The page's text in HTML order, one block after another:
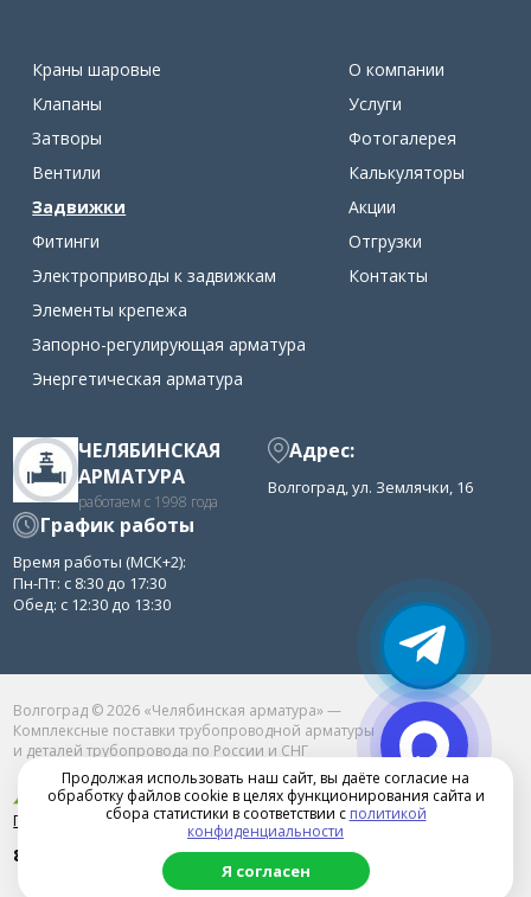
Краны шаровые
Клапаны
Затворы
Вентили
Задвижки
Фитинги
Электроприводы к задвижкам
Элементы крепежа
Запорно-регулирующая арматура
Энергетическая арматура
О компании
Услуги
Фотогалерея
Калькуляторы
Акции
Отгрузки
Контакты
ЧЕЛЯБИНСКАЯ
АРМАТУРА
работаем с 1998 года
Адрес:
Волгоград, ул. Землячки, 16
График работы
Время работы (МСК+2):
Пн-Пт: с 8:30 до 17:30
Обед: с 12:30 до 13:30
Волгоград © 2026 «Челябинская арматура» —
Комплексные поставки трубопроводной арматуры
и деталей трубопровода по России и СНГ
Продвижение сайта в Челябинске
8 (800) 77-52-361
Продолжая использовать наш сайт, вы даёте согласие на
обработку файлов cookie в целях функционирования сайта и
сбора статистики в соответствии с политикой
конфиденциальности
Я согласен